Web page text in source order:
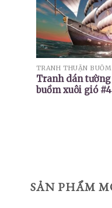
TRANH THUẬN
Tranh dán tường
buồm xuôi gió #4
SẢN PHẨM